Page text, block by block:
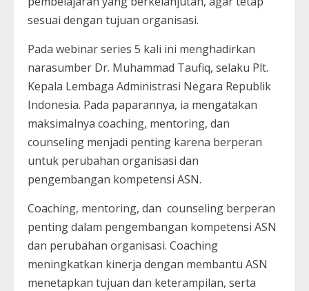
sesuai dengan tujuan organisasi.
Pada webinar series 5 kali ini menghadirkan
narasumber Dr. Muhammad Taufiq, selaku Plt.
Kepala Lembaga Administrasi Negara Republik
Indonesia. Pada paparannya, ia mengatakan
maksimalnya coaching, mentoring, dan
counseling menjadi penting karena berperan
untuk perubahan organisasi dan
pengembangan kompetensi ASN.
Coaching, mentoring, dan counseling berperan
penting dalam pengembangan kompetensi ASN
dan perubahan organisasi. Coaching
meningkatkan kinerja dengan membantu ASN
menetapkan tujuan dan keterampilan, serta